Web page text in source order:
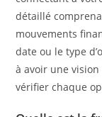
détaillé
mouvements
date ou le type
à avoir une
vérifier chaque